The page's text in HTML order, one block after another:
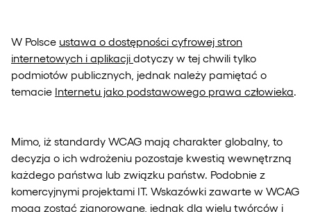
W Polsce ustawa o dostępności cyfrowej stron
internetowych i aplikacji dotyczy w tej chwili tylko
podmiotów publicznych, jednak należy pamiętać o
temacie Internetu jako podstawowego prawa człowieka.
Mimo, iż standardy WCAG mają charakter globalny, to
decyzja o ich wdrożeniu pozostaje kwestią wewnętrzną
każdego państwa lub związku państw. Podobnie z
komercyjnymi projektami IT. Wskazówki zawarte w WCAG
mogą zostać zignorowane, jednak dla wielu twórców i